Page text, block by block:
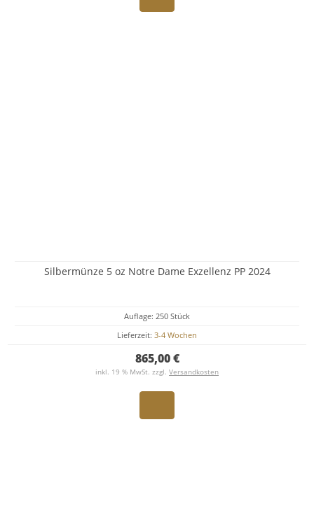
Silbermünze 5 oz Notre Dame Exzellenz PP 2024
Auflage: 250 Stück
Lieferzeit: 3-4 Wochen
865,00 €
inkl. 19 % MwSt. zzgl. Versandkosten